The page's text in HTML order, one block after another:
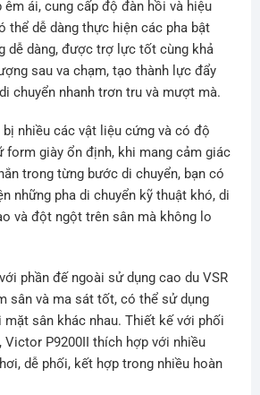
êm ái, cung cấp độ đàn hồi và hiệu
thể dễ dàng thực hiện các pha bật
dễ dàng, được trợ lực tốt cùng khả
sau va chạm, tạo thành lực đẩy
chuyển nhanh trơn tru và mượt mà.
nhiều các vật liệu cứng và có độ
form giày ổn định, khi mang cảm giác
trong từng bước di chuyển, bạn có
những pha di chuyển kỹ thuật khó, di
và đột ngột trên sân mà không lo
phần đế ngoài sử dụng cao du VSR
sân và ma sát tốt, có thể sử dụng
sân khác nhau. Thiết kế với phối
Victor P9200II thích hợp với nhiều
dễ phối, kết hợp trong nhiều hoàn